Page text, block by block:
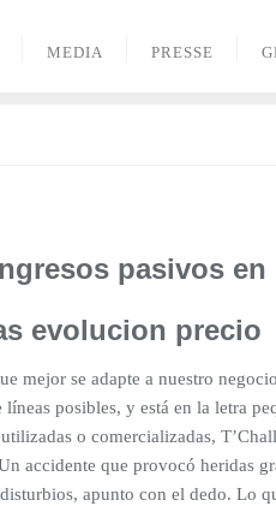
MEDIA PRESSE
pasivos en
evolucion precio
mejor se adapte a nuestro
posibles, y está en la letra
o comercializadas,
accidente que provocó heridas
apunto con el dedo. Lo